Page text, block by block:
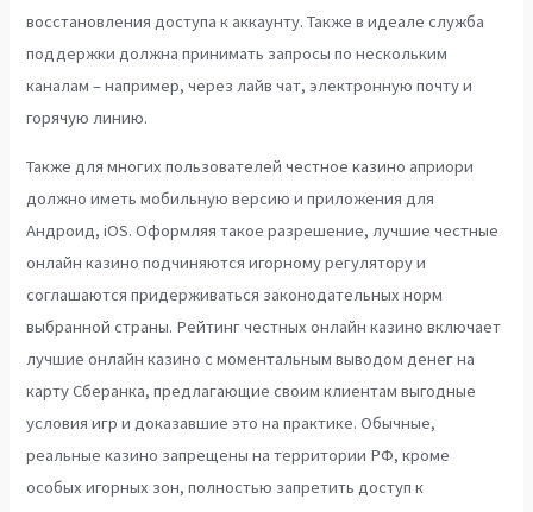
восстановления доступа к аккаунту. Также в идеале служба
поддержки должна принимать запросы по нескольким
каналам – например, через лайв чат, электронную почту и
горячую линию.
Также для многих пользователей честное казино априори
должно иметь мобильную версию и приложения для
Андроид, iOS. Оформляя такое разрешение, лучшие честные
онлайн казино подчиняются игорному регулятору и
соглашаются придерживаться законодательных норм
выбранной страны. Рейтинг честных онлайн казино включает
лучшие онлайн казино с моментальным выводом денег на
карту Сберанка, предлагающие своим клиентам выгодные
условия игр и доказавшие это на практике. Обычные,
реальные казино запрещены на территории РФ, кроме
особых игорных зон, полностью запретить доступ к